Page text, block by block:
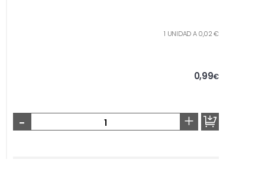
1 UNIDAD A 0,02 €
0,99€
- +